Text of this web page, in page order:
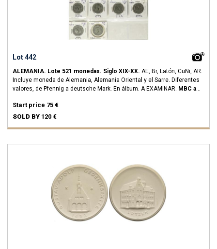
Lot 442
ALEMANIA. Lote 521 monedas. Siglo XIX-XX. AE, Br, Latón, CuNi, AR.
Incluye moneda de Alemania, Alemania Oriental y el Sarre. Diferentes
valores, de Pfennig a deutsche Mark. En álbum. A EXAMINAR. MBC a
Start price 75 €
SOLD BY 120 €